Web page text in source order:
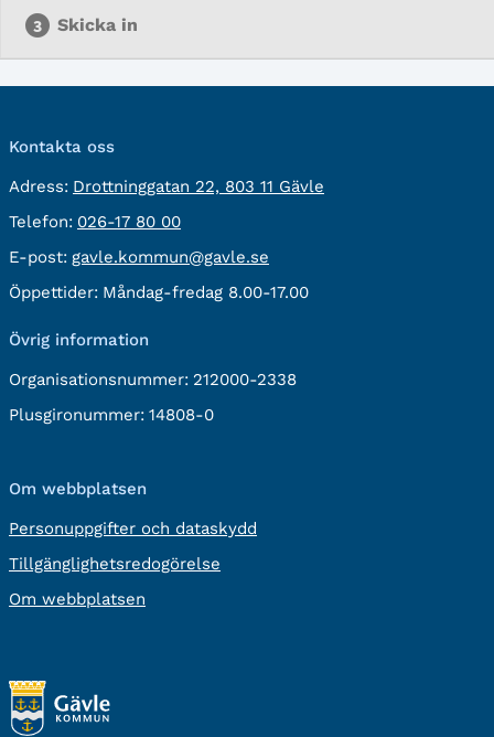
Skicka in
Kontakta oss
Adress: besöksadress:
Drottninggatan 22, 803 11 Gävle
Telefon: Telefon:
026-17 80 00
E-post: E-
post:
gavle.kommun@gavle.se
Öppettider: Måndag-fredag 8.00-17.00
Övrig information
Organisationsnummer: 212000-2338
Plusgironummer: 14808-0
Om webbplatsen
Personuppgifter och dataskydd
Tillgänglighetsredogörelse
Om webbplatsen